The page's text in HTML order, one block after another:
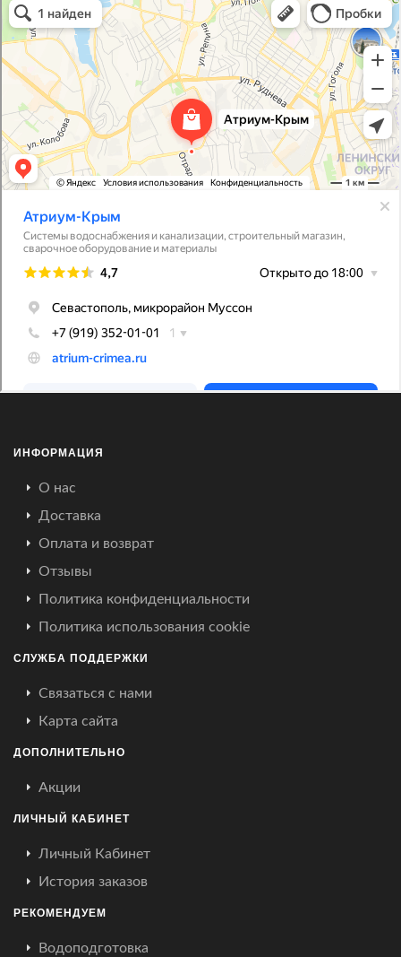
Системы водоснабжения, отопления, канализации в Севастополе
Снабжение строительных объектов в Севастополе
ИНФОРМАЦИЯ
О нас
Доставка
Оплата и возврат
Отзывы
Политика конфиденциальности
Политика использования cookie
СЛУЖБА ПОДДЕРЖКИ
Связаться с нами
Карта сайта
ДОПОЛНИТЕЛЬНО
Акции
ЛИЧНЫЙ КАБИНЕТ
Личный Кабинет
История заказов
РЕКОМЕНДУЕМ
Водоподготовка